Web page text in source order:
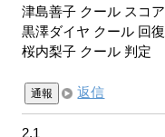
津島善子 クール スコア
黒澤ダイヤ クール 回復
桜内梨子 クール 判定
通報 返信
2.1